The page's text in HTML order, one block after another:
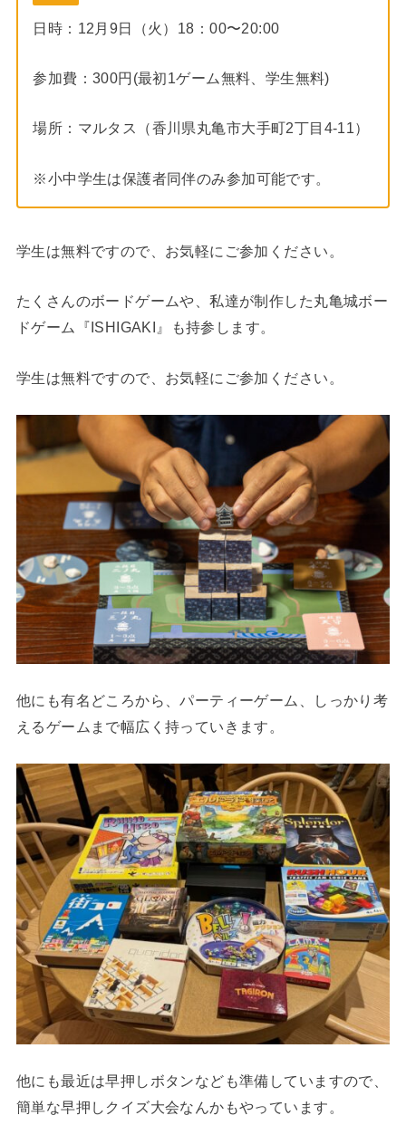
日時：12月9日（火）18：00〜20:00
参加費：300円(最初1ゲーム無料、学生無料)
場所：マルタス（香川県丸亀市大手町2丁目4-11）
※小中学生は保護者同伴のみ参加可能です。
学生は無料ですので、お気軽にご参加ください。
たくさんのボードゲームや、私達が制作した丸亀城ボー
ドゲーム『ISHIGAKI』も持参します。
学生は無料ですので、お気軽にご参加ください。
他にも有名どころから、パーティーゲーム、しっかり考
えるゲームまで幅広く持っていきます。
他にも最近は早押しボタンなども準備していますので、
簡単な早押しクイズ大会なんかもやっています。